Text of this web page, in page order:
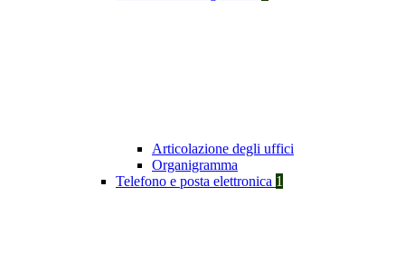
Articolazione degli uffici
Organigramma
Telefono e posta elettronica 1